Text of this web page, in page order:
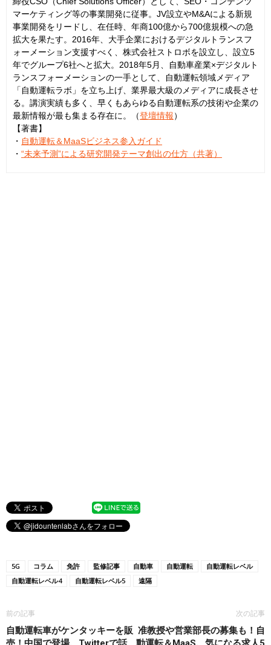
マーケティング等の事業開発に従事。JV設立やM&Aによる新規
事業開発をリードし、在任時、年商100億から700億規模への急
拡大を果たす。2016年、大手企業におけるデジタルトランスフ
ォーメーション支援すべく、株式会社ストロボを設立し、設立5
年でグループ6社へと拡大。2018年5月、自動車産業×デジタルト
ランスフォーメーションの一手として、自動運転領域メディア
「自動運転ラボ」を立ち上げ、業界最大級のメディアに成長させ
る。講演実績も多く、早くもあらゆる自動運転系の技術や企業の
最新情報が最も集まる存在に。（登壇情報）
【著書】
・ 自動運転＆MaaSビジネス参入ガイド
・ “未来予測”による研究開発テーマ創出の仕方（共著）
5G コラム 免許 監修記事 自動車 自動運転
自動運転レベル
自動運転レベル4
自動運転レベル5 遠隔
前の記事
自動運転車がケンタッキーを販
次の記事
准教授や営業部長の募集も！自